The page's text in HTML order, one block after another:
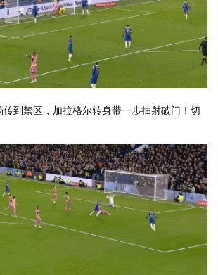
到禁区，加拉格尔转身带一步抽射破门！切